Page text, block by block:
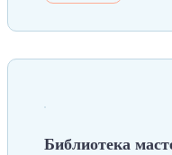
Библиотека